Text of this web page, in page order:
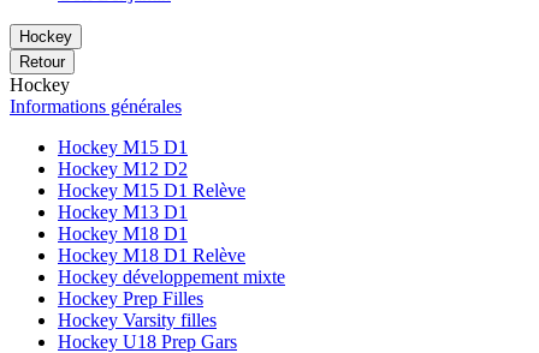
Hockey
Retour
Hockey
Informations générales
Hockey M15 D1
Hockey M12 D2
Hockey M15 D1 Relève
Hockey M13 D1
Hockey M18 D1
Hockey M18 D1 Relève
Hockey développement mixte
Hockey Prep Filles
Hockey Varsity filles
Hockey U18 Prep Gars